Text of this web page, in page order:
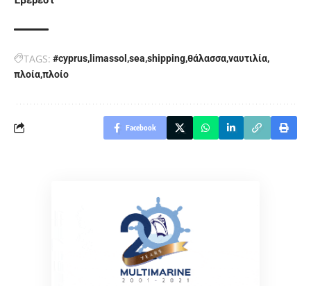
TAGS: #cypruslimassol sea shippingθάλασσαναυτιλία
πλοίαπλοίο
Facebook